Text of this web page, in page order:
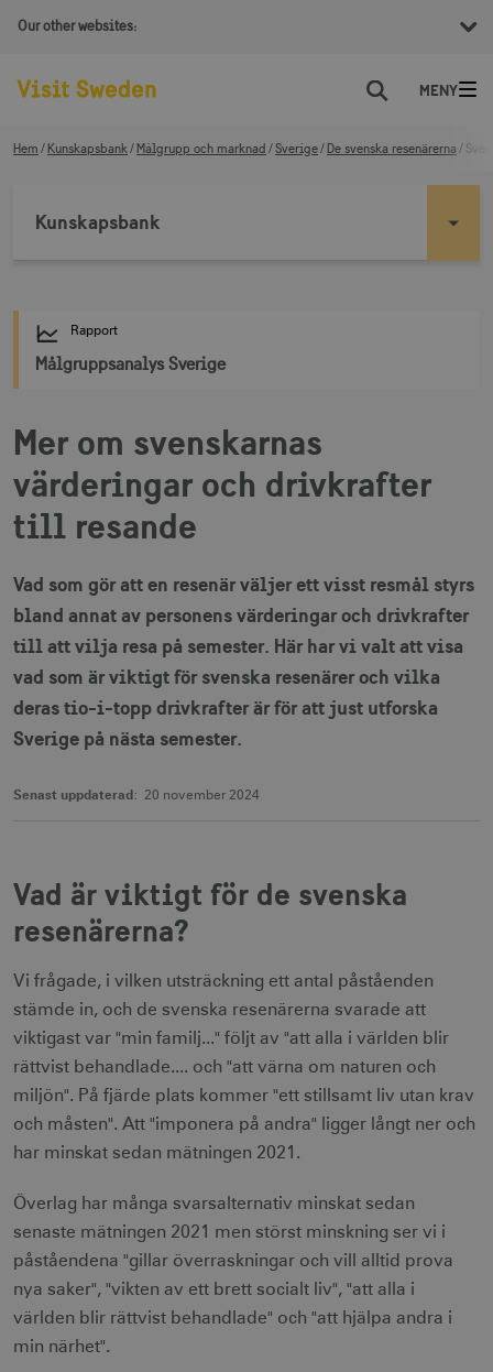
Our other websites:
Sök
Hem Kunskapsbank Målgrupp och marknad Sverige De svenska resenärerna
Kunskapsbank
Rapport
Målgruppsanalys Sverige
Mer om svenskarnas
värderingar och drivkrafter
till resande
Vad som gör att en resenär väljer ett visst resmål styrs
bland annat av personens värderingar och drivkrafter
till att vilja resa på semester. Här har vi valt att visa
vad som är viktigt för svenska resenärer och vilka
deras tio-i-topp drivkrafter är för att just utforska
Sverige på nästa semester.
Senast uppdaterad: 20 november 2024
Vad är viktigt för de svenska
resenärerna?
Vi frågade, i vilken utsträckning ett antal påståenden
stämde in, och de svenska resenärerna svarade att
viktigast var "min familj..." följt av "att alla i världen blir
rättvist behandlade.... och "att värna om naturen och
miljön". På fjärde plats kommer "ett stillsamt liv utan krav
och måsten". Att "imponera på andra" ligger långt ner och
har minskat sedan mätningen 2021.
Överlag har många svarsalternativ minskat sedan
senaste mätningen 2021 men störst minskning ser vi i
påståendena "gillar överraskningar och vill alltid prova
nya saker", "vikten av ett brett socialt liv", "att alla i
världen blir rättvist behandlade" och "att hjälpa andra i
min närhet".